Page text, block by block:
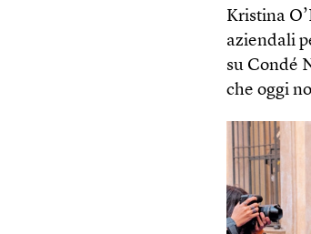
Kristina
aziendali
su Condé
che oggi